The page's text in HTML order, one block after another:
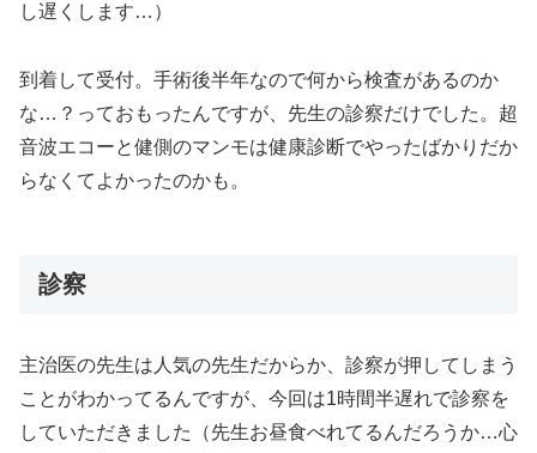
し遅くします…）
到着して受付。手術後半年なので何から検査があるのか
な…？っておもったんですが、先生の診察だけでした。超
音波エコーと健側のマンモは健康診断でやったばかりだか
らなくてよかったのかも。
診察
主治医の先生は人気の先生だからか、診察が押してしまう
ことがわかってるんですが、今回は1時間半遅れで診察を
していただきました（先生お昼食べれてるんだろうか…心